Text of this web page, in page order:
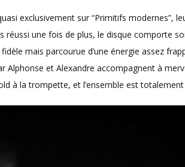
exclusivement sur “Primitifs modernes”,
réussi une fois de plus, le disque comporte
mais parcourue d’une énergie assez
Alphonse et Alexandre accompagnent à
à la trompette, et l’ensemble est